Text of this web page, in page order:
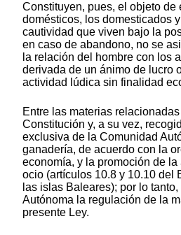
Constituyen, pues, el objeto de
domésticos, los domesticados
cautividad que viven bajo la
en caso de abandono, no se
la relación del hombre con los
derivada de un ánimo de lucro
actividad lúdica sin finalidad
Entre las materias
Constitución y, a su vez,
exclusiva de la Comunidad
ganadería, de acuerdo con la
economía, y la promoción de
ocio (artículos 10.8 y 10.10 del
las islas Baleares); por lo
Autónoma la regulación de la
presente Ley.